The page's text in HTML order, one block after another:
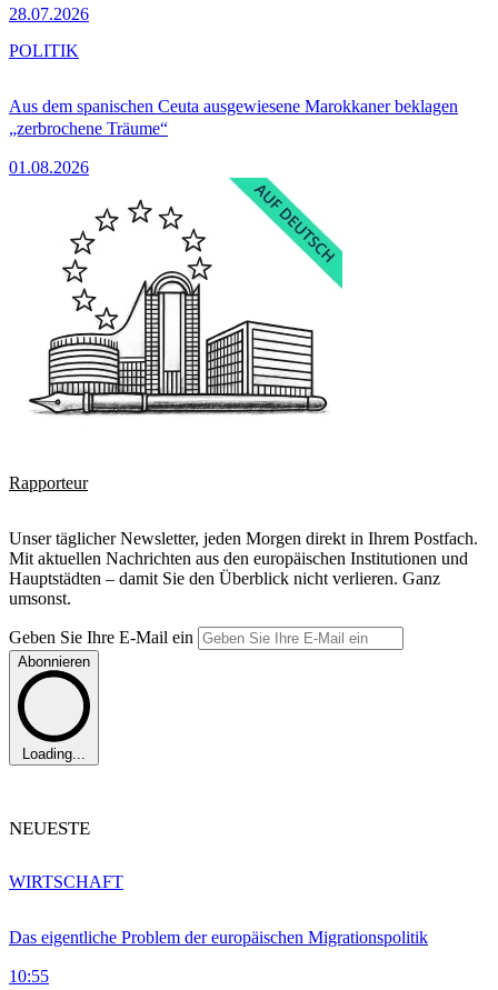
28.07.2026
Aus dem spanischen Ceuta ausgewiesene Marokkaner beklagen
„zerbrochene Träume“
01.08.2026
POLITIK
Rapporteur
Unser täglicher Newsletter, jeden Morgen direkt in Ihrem Postfach.
Mit aktuellen Nachrichten aus den europäischen Institutionen und
Hauptstädten – damit Sie den Überblick nicht verlieren. Ganz
umsonst.
Geben Sie Ihre E-Mail ein
Abonnieren
Loading...
NEUESTE
Das eigentliche Problem der europäischen Migrationspolitik
10:55
WIRTSCHAFT